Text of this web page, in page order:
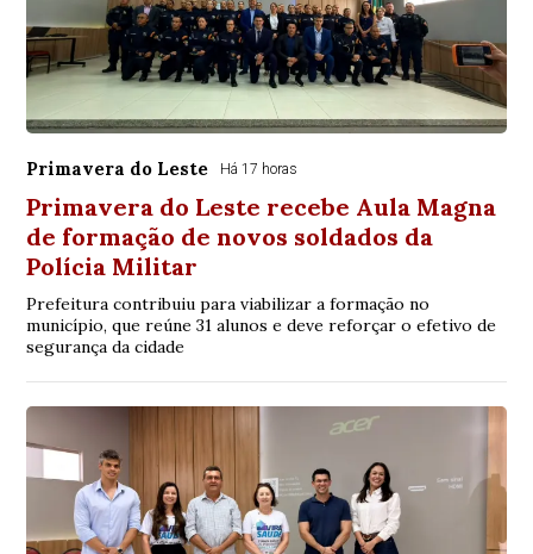
Primavera do Leste Há 17 horas
Primavera do Leste recebe Aula Magna
de formação de novos soldados da
Polícia Militar
Prefeitura contribuiu para viabilizar a formação no
município, que reúne 31 alunos e deve reforçar o efetivo de
segurança da cidade